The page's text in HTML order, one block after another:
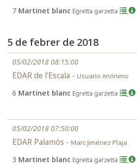
7 Martinet blanc Egretta garzetta
5 de febrer de 2018
05/02/2018 08:15:00
EDAR de l'Escala - Usuario Anónimo
6 Martinet blanc Egretta garzetta
05/02/2018 07:50:00
EDAR Palamós - Marc Jiménez Plaja
3 Martinet blanc Egretta garzetta